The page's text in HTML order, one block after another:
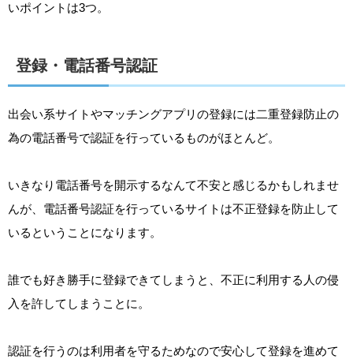
いポイントは3つ。
登録・電話番号認証
出会い系サイトやマッチングアプリの登録には二重登録防止の
為の電話番号で認証を行っているものがほとんど。
いきなり電話番号を開示するなんて不安と感じるかもしれませ
んが、電話番号認証を行っているサイトは不正登録を防止して
いるということになります。
誰でも好き勝手に登録できてしまうと、不正に利用する人の侵
入を許してしまうことに。
認証を行うのは利用者を守るためなので安心して登録を進めて